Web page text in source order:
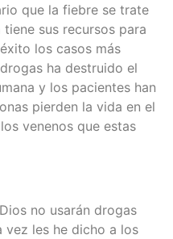
que la fiebre se trate
sus recursos para
los casos más
ha destruido el
y los pacientes han
pierden la vida en el
venenos que estas
no usarán drogas
vez les he dicho a los